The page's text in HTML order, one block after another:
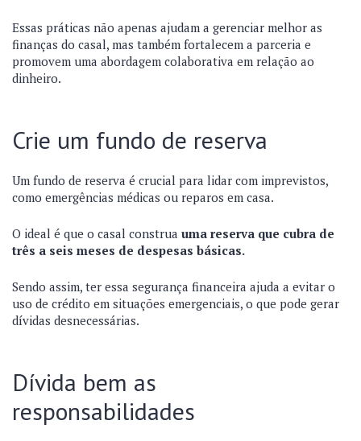
Essas práticas não apenas ajudam a gerenciar melhor as
finanças do casal, mas também fortalecem a parceria e
promovem uma abordagem colaborativa em relação ao
dinheiro.
Crie um fundo de reserva
Um fundo de reserva é crucial para lidar com imprevistos,
como emergências médicas ou reparos em casa.
O ideal é que o casal construa uma reserva que cubra de
três a seis meses de despesas básicas.
Sendo assim, ter essa segurança financeira ajuda a evitar o
uso de crédito em situações emergenciais, o que pode gerar
dívidas desnecessárias.
Dívida bem as
responsabilidades